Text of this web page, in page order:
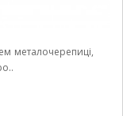
металочерепиці,